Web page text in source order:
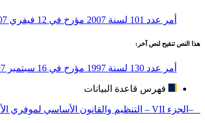
أمر عدد 101 لسنة 2007 مؤرخ في 12 فيفري 2007 يتعلق بتنقيح الأمر عدد 130 لسنة 1997 المؤرخ في 16 سبتمبر 1997 المتعلق بتحديد الرواتب الأساسية للقوات العسكرية وقوات الأمن الداخلي
هذا النص تنقيح لنص آخر:
أمر عدد 130 لسنة 1997 مؤرخ في 16 سبتمبر 1997 يتعلق بتحديد الرواتب الأساسية للقوات العسكرية وقوات الأمن الداخلي
فهرس قاعدة البيانات
–الجزء VII – التنظيم والقانون الأساسي لموفري الأمن والعدالة